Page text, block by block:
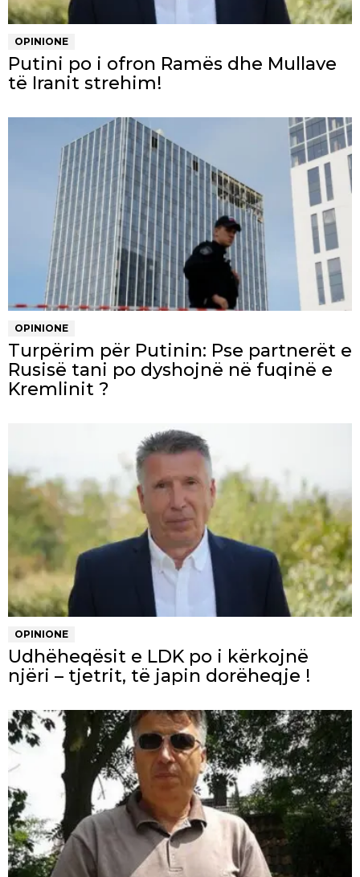
OPINIONE
Putini po i ofron Ramës dhe Mullave
të Iranit strehim!
OPINIONE
Turpërim për Putinin: Pse partnerët e
Rusisë tani po dyshojnë në fuqinë e
Kremlinit ?
OPINIONE
Udhëheqësit e LDK po i kërkojnë
njëri – tjetrit, të japin dorëheqje !